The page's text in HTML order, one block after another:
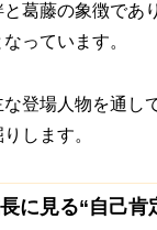
葛藤の象徴であ
っています。
登場人物を通し
します。
に見る“自己肯